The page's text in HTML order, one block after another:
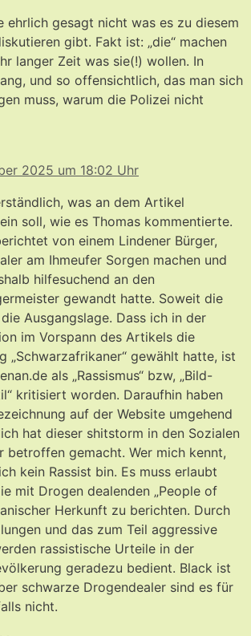
ehrlich gesagt nicht was es zu diesem
gibt. Fakt ist: „die“ machen
langer Zeit was sie(!) wollen. In
und so offensichtlich, das man sich
muss, warum die Polizei nicht
2025 um 18:02 Uhr
was an dem Artikel
soll, wie es Thomas kommentierte.
von einem Lindener Bürger,
am Ihmeufer Sorgen machen und
hilfesuchend an den
gewandt hatte. Soweit die
Ausgangslage. Dass ich in der
im Vorspann des Artikels die
„Schwarzafrikaner“ gewählt hatte, ist
als „Rassismus“ bzw, „Bild-
kritisiert worden. Daraufhin haben
auf der Website umgehend
hat dieser shitstorm in den Sozialen
betroffen gemacht. Wer mich kennt,
kein Rassist bin. Es muss erlaubt
mit Drogen dealenden „People of
Herkunft zu berichten. Durch
und das zum Teil aggressive
rassistische Urteile in der
geradezu bedient. Black ist
schwarze Drogendealer sind es für
nicht.